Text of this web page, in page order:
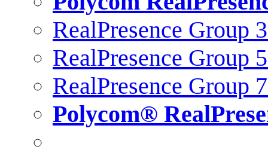
RealPresence Group
RealPresence Group
RealPresence Group
Polycom®